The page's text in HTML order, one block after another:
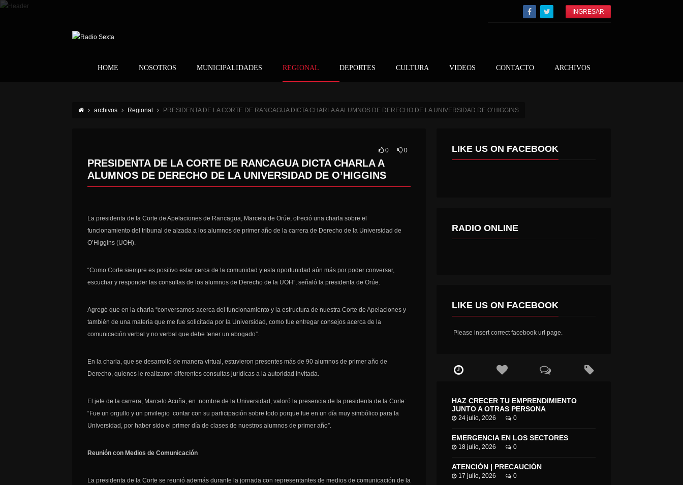
INGRESAR
HOME NOSOTROS MUNICIPALIDADES REGIONAL DEPORTES CULTURA VIDEOS CONTACTO ARCHIVOS
archivos Regional PRESIDENTA DE LA CORTE DE RANCAGUA DICTA CHARLA A ALUMNOS DE DERECHO DE LA UNIVERSIDAD DE O’HIGGINS
0 0
PRESIDENTA DE LA CORTE DE RANCAGUA DICTA CHARLA A
ALUMNOS DE DERECHO DE LA UNIVERSIDAD DE O’HIGGINS
La presidenta de la Corte de Apelaciones de Rancagua, Marcela de Orúe, ofreció una charla sobre el
funcionamiento del tribunal de alzada a los alumnos de primer año de la carrera de Derecho de la Universidad de
O’Higgins (UOH).
“Como Corte siempre es positivo estar cerca de la comunidad y esta oportunidad aún más por poder conversar,
escuchar y responder las consultas de los alumnos de Derecho de la UOH”, señaló la presidenta de Orúe.
Agregó que en la charla “conversamos acerca del funcionamiento y la estructura de nuestra Corte de Apelaciones y
también de una materia que me fue solicitada por la Universidad, como fue entregar consejos acerca de la
comunicación verbal y no verbal que debe tener un abogado”.
En la charla, que se desarrolló de manera virtual, estuvieron presentes más de 90 alumnos de primer año de
Derecho, quienes le realizaron diferentes consultas jurídicas a la autoridad invitada.
El jefe de la carrera, Marcelo Acuña, en nombre de la Universidad, valoró la presencia de la presidenta de la Corte:
“Fue un orgullo y un privilegio contar con su participación sobre todo porque fue en un día muy simbólico para la
Universidad, por haber sido el primer día de clases de nuestros alumnos de primer año”.
Reunión con Medios de Comunicación
La presidenta de la Corte se reunió además durante la jornada con representantes de medios de comunicación de la
LIKE US ON FACEBOOK
RADIO ONLINE
LIKE US ON FACEBOOK
Please insert correct facebook url page.
HAZ CRECER TU EMPRENDIMIENTO
JUNTO A OTRAS PERSONA
24 julio, 2026 0
EMERGENCIA EN LOS SECTORES
18 julio, 2026 0
ATENCIÓN | PRECAUCIÓN
17 julio, 2026 0